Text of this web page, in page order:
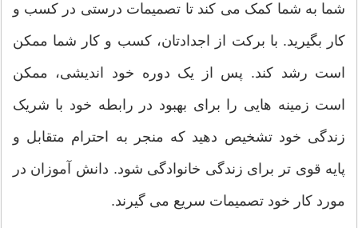
شما به شما کمک می کند تا تصمیمات درستی در کسب و
کار بگیرید. با برکت از اجدادتان، کسب و کار شما ممکن
است رشد کند. پس از یک دوره خود اندیشی، ممکن
است زمینه هایی را برای بهبود در رابطه خود با شریک
زندگی خود تشخیص دهید که منجر به احترام متقابل و
پایه قوی تر برای زندگی خانوادگی شود. دانش آموزان در
مورد کار خود تصمیمات سریع می گیرند.